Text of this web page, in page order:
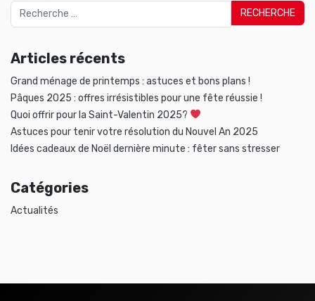
Articles récents
Grand ménage de printemps : astuces et bons plans !
Pâques 2025 : offres irrésistibles pour une fête réussie !
Quoi offrir pour la Saint-Valentin 2025?
Astuces pour tenir votre résolution du Nouvel An 2025
Idées cadeaux de Noël dernière minute : fêter sans stresser
Catégories
Actualités